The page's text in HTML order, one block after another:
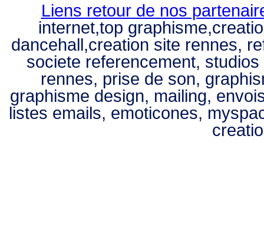
Liens retour de nos
internet,top
dancehall,creation site rennes,
societe referencement,
rennes, prise de son,
graphisme design, mailing,
listes emails, emoticones,